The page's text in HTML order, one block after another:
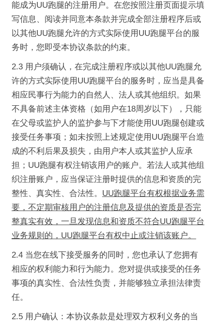
能成为UU跑腿的注册用户。在您按照注册页面提示填
写信息、阅读并同意本条款并完成全部注册程序后或
以其他UU跑腿允许的方式实际使用UU跑腿平台的服
务时，您即受本协议条款的约束。
2.3 用户须确认，在完成注册程序或以其他UU跑腿允
许的方式实际使用UU跑腿平台的服务时，应当是具备
相应民事行为能力的自然人、法人或其他组织。如果
不具备前述主体资格（如用户在18周岁以下），只能
在父母或监护人的监护参与下才能使用UU跑腿创建或
接受任务事项；如未按照上述规定使用UU跑腿平台造
成的不利后果及损失，由用户本人或其监护人应承
担；UU跑腿有权注销该用户的账户。若法人或其他组
织注册账户，应当保证注册时提供的信息和资质的完
整性、真实性、合法性。 UU跑腿平台有权根据业务需
要，不定期审核用户的注册信息及提供的资质是否完
整真实有效，一旦发现信息和资质不符合UU跑腿平台
业务规则的，UU跑腿平台有权中止或注销该账户。
2.4 当您在线下接受服务的同时，您也承认了您拥有
相应的权利能力和行为能力。您对提供或接受的任务
事项的真实性、合法性负责，并能够独立承担法律责
任。
2.5 用户确认：本协议条款是处理双方权利义务的当